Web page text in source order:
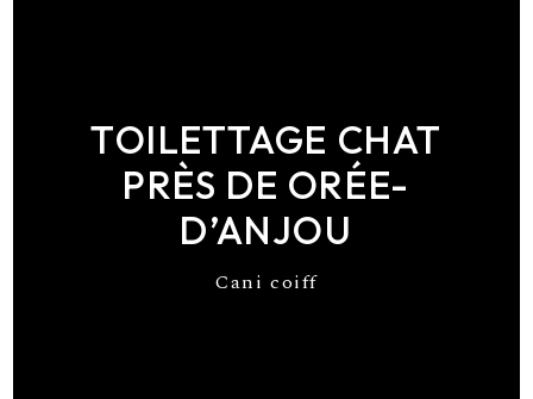
TOILETTAGE CHAT
PRÈS DE ORÉE-
D’ANJOU
Cani coiff